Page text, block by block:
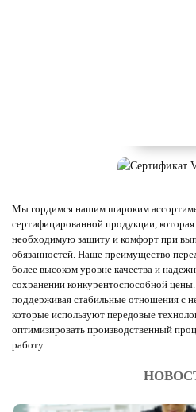
Мы гордимся нашим широким
сертифицированной продукции,
необходимую защиту и комфорт при
обязанностей. Наше преимущество
более высоком уровне качества и
сохранении конкурентоспособной
поддерживая стабильные отношения с
которые используют передовые
оптимизировать производственный
работу.